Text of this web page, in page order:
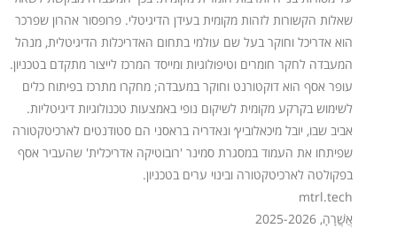
שאלות הקשורות לזהות מקומית בעידן הדיגיטלי. פרופסור אהרון שפרכר
הוא אדריכל וחוקר בעל שם עולמי בתחום האדריכלות הדיגיטלית, מנהל
המעבדה לחקר חומרים וטיפולוגיות ומייסד המרכז לייצור מתקדם בטכניון.
עופר אסף הוא דוקטורנט וחוקר במעבדה; מחקרו מתרכז בפיתוח כלים
לשימוש בקרקע מקומית לשיקום נופי באמצעות טכנולוגיות דיגיטליות.
אביב שבו, יובל מיכאלוביץ׳ ונאדריה בראסני הם סטודנטים לארכיטקטורה
שפיתחו את העמוד במסגרת סמינר 'רובוטיקה אדריכלית' שהעביר אסף
בפקולטה לארכיטקטורה ובינוי ערים בטכניון.
mtrl.tech
אֲשֲֵׁׁרָהָ, 2025-2026